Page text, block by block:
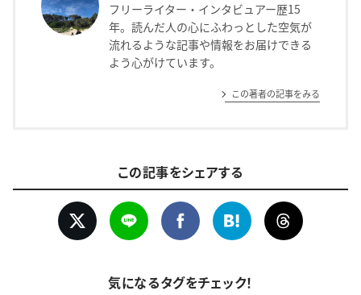
フリーライター・インタビュアー歴15
年。読んだ人の心にふわっとした空気が
流れるような記事や情報をお届けできる
よう心がけています。
この著者の記事をみる
この記事をシェアする
気になるタグをチェック！